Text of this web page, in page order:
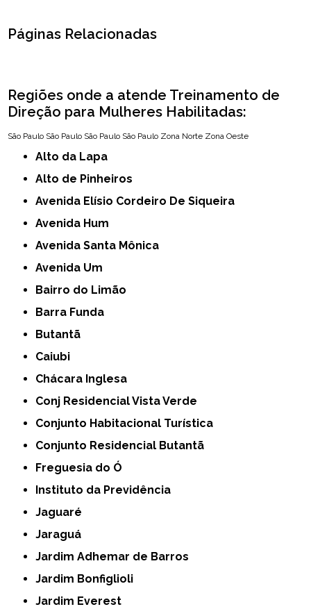
Páginas Relacionadas
Regiões onde a atende Treinamento de
Direção para Mulheres Habilitadas:
São Paulo São Paulo São Paulo São Paulo Zona Norte Zona Oeste
Alto da Lapa
Alto de Pinheiros
Avenida Elísio Cordeiro De Siqueira
Avenida Hum
Avenida Santa Mônica
Avenida Um
Bairro do Limão
Barra Funda
Butantã
Caiubi
Chácara Inglesa
Conj Residencial Vista Verde
Conjunto Habitacional Turística
Conjunto Residencial Butantã
Freguesia do Ó
Instituto da Previdência
Jaguaré
Jaraguá
Jardim Adhemar de Barros
Jardim Bonfiglioli
Jardim Everest